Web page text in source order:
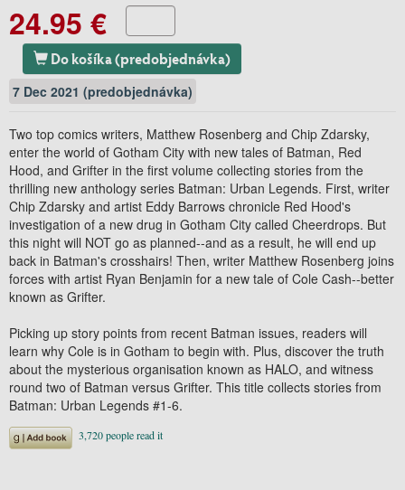
24.95 €
Do košíka (predobjednávka)
7 Dec 2021 (predobjednávka)
Two top comics writers, Matthew Rosenberg and Chip Zdarsky,
enter the world of Gotham City with new tales of Batman, Red
Hood, and Grifter in the first volume collecting stories from the
thrilling new anthology series Batman: Urban Legends. First, writer
Chip Zdarsky and artist Eddy Barrows chronicle Red Hood's
investigation of a new drug in Gotham City called Cheerdrops. But
this night will NOT go as planned--and as a result, he will end up
back in Batman's crosshairs! Then, writer Matthew Rosenberg joins
forces with artist Ryan Benjamin for a new tale of Cole Cash--better
known as Grifter.
Picking up story points from recent Batman issues, readers will
learn why Cole is in Gotham to begin with. Plus, discover the truth
about the mysterious organisation known as HALO, and witness
round two of Batman versus Grifter. This title collects stories from
Batman: Urban Legends #1-6.